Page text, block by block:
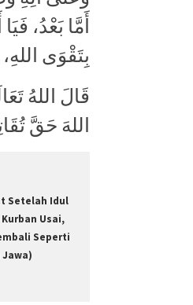
أَمَّا بَعْدُ،
بِتَقْوَى
قَالَ اللهُ
اللهَ حَقَّ
Setelah Idul
Usai,
Seperti
Jawa)